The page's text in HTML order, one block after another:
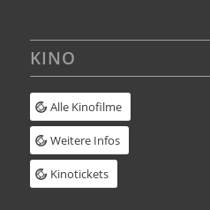
KINO
Alle Kinofilme
Weitere Infos
Kinotickets